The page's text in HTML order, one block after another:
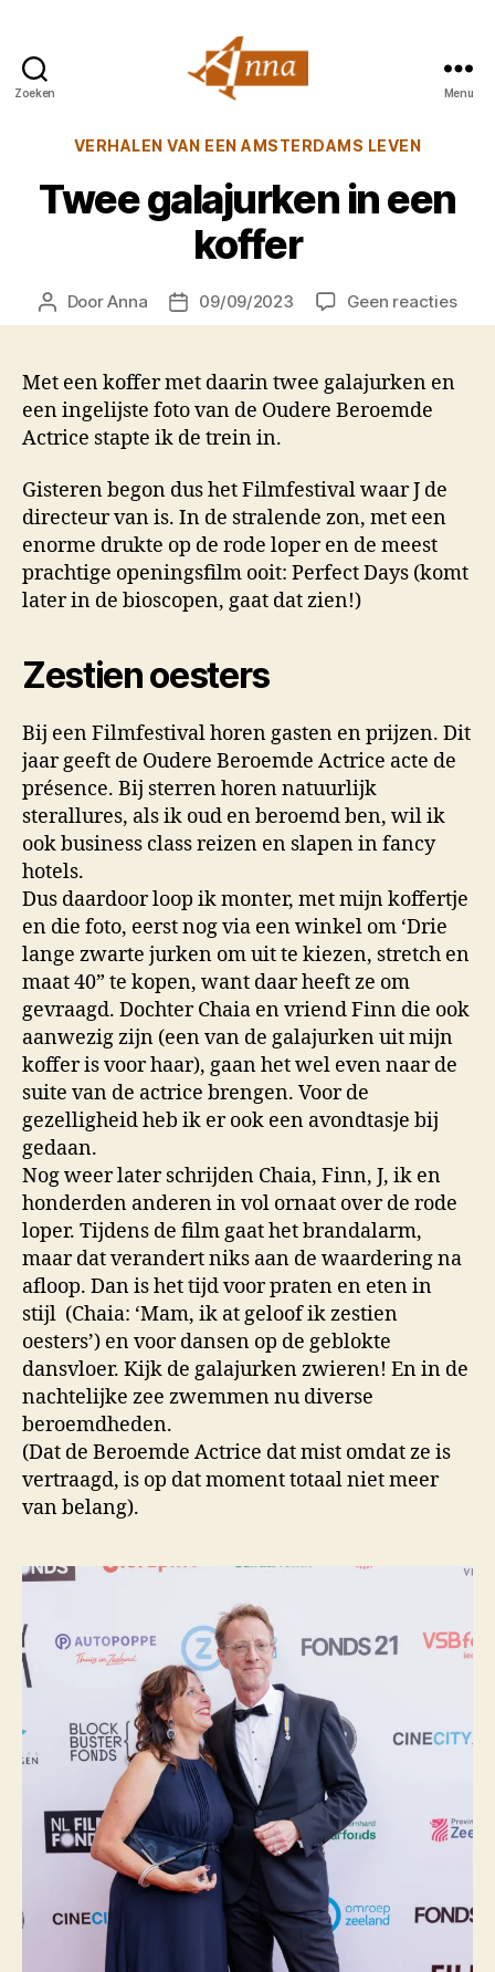
Zoeken
van
Menu
Categorieën
VERHALEN VAN EEN AMSTERDAMS LEVEN
Twee galajurken in een
koffer
Berichtauteur
DoorAnna Berichtdatum
09/09/2023 Geen reactiesop
Met een koffer met daarin twee galajurken en
een ingelijste foto van de Oudere Beroemde
Actrice stapte ik de trein in.
Gisteren begon dus het Filmfestival waar J de
directeur van is. In de stralende zon, met een
enorme drukte op de rode loper en de meest
prachtige openingsfilm ooit: Perfect Days (komt
later in de bioscopen, gaat dat zien!)
Zestien oesters
Bij een Filmfestival horen gasten en prijzen. Dit
jaar geeft de Oudere Beroemde Actrice acte de
présence. Bij sterren horen natuurlijk
sterallures, als ik oud en beroemd ben, wil ik
ook business class reizen en slapen in fancy
hotels.
Dus daardoor loop ik monter, met mijn koffertje
en die foto, eerst nog via een winkel om ‘Drie
lange zwarte jurken om uit te kiezen, stretch en
maat 40” te kopen, want daar heeft ze om
gevraagd. Dochter Chaia en vriend Finn die ook
aanwezig zijn (een van de galajurken uit mijn
koffer is voor haar), gaan het wel even naar de
suite van de actrice brengen. Voor de
gezelligheid heb ik er ook een avondtasje bij
gedaan.
Nog weer later schrijden Chaia, Finn, J, ik en
honderden anderen in vol ornaat over de rode
loper. Tijdens de film gaat het brandalarm,
maar dat verandert niks aan de waardering na
afloop. Dan is het tijd voor praten en eten in
stijl (Chaia: ‘Mam, ik at geloof ik zestien
oesters’) en voor dansen op de geblokte
dansvloer. Kijk de galajurken zwieren! En in de
nachtelijke zee zwemmen nu diverse
beroemdheden.
(Dat de Beroemde Actrice dat mist omdat ze is
vertraagd, is op dat moment totaal niet meer
van belang).